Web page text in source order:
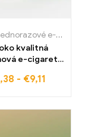
e-cigarety
e-cigaretky
kvalitná
e-cigareta
Dual Mesh pre
- €9,11